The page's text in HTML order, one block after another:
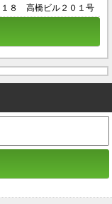
１８ 高橋ビル２０１号